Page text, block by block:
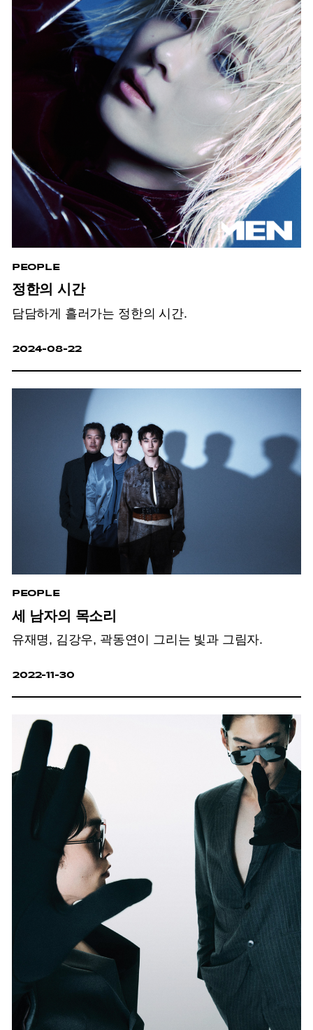
PEOPLE
정한의 시간
담담하게 흘러가는 정한의 시간.
2024-08-22
PEOPLE
세 남자의 목소리
유재명, 김강우, 곽동연이 그리는 빛과 그림자.
2022-11-30